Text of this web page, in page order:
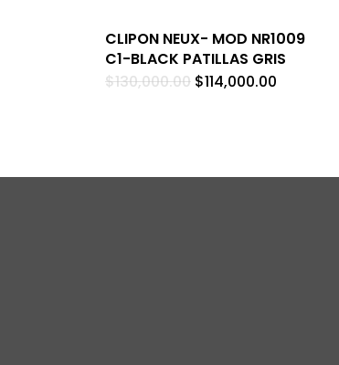
CLIPON NEUX- MOD NR1009
C1-BLACK PATILLAS GRIS
$130,000.00 El
precio
$114,000.00